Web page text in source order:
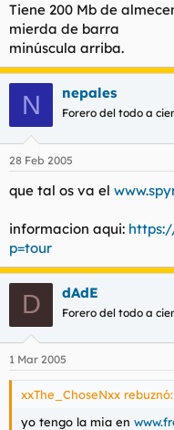
Tiene 200 Mb de
mierda de barra
minúscula arriba.
N nepales
Forero del todo a
28 Feb 2005
que tal os va el
informacion aqui:
p=tour
D dAdE
Forero del todo a
1 Mar 2005
xxThe_ChoseNxx rebuznó:
yo tengo la mia en